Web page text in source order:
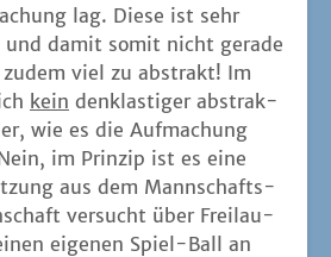
lag. Die­se ist sehr
und damit somit nicht gera­de
viel zu abs­trakt! Im
kein denklas­ti­ger abs­trak­
wie es die Auf­ma­chung
im Prin­zip ist es eine
aus dem Mann­schafts­
ver­sucht über Frei­lau­
eige­nen Spiel-Ball an